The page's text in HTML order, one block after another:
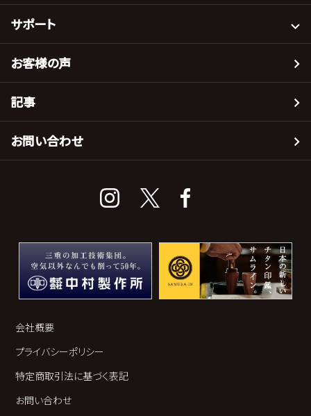
サポート
お客様の声
記事
お問い合わせ
会社概要
プライバシーポリシー
特定商取引法に基づく表記
お問い合わせ